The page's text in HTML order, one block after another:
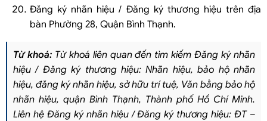
Đăng ký nhãn hiệu / Đăng ký thương hiệu trên địa
bàn Phường 28, Quận Bình Thạnh.
Từ khoá: Từ khoá liên quan đến tìm kiếm Đăng ký nhãn
hiệu / Đăng ký thương hiệu: Nhãn hiệu, bảo hộ nhãn
hiệu, đăng ký nhãn hiệu, sở hữu trí tuệ, Văn bằng bảo hộ
nhãn hiệu, quận Bình Thạnh, Thành phố Hồ Chí Minh.
Liên hệ Đăng ký nhãn hiệu / Đăng ký thương hiệu: ĐT –